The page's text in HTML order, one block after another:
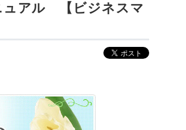
ュアル 【ビジネスマ